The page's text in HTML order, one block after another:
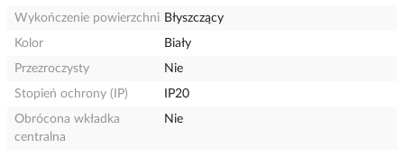
Wykończenie powierzchni Błyszczący
Kolor
Biały
Przezroczysty
Nie
Stopień ochrony (IP)
IP20
Obrócona wkładka
centralna
Nie